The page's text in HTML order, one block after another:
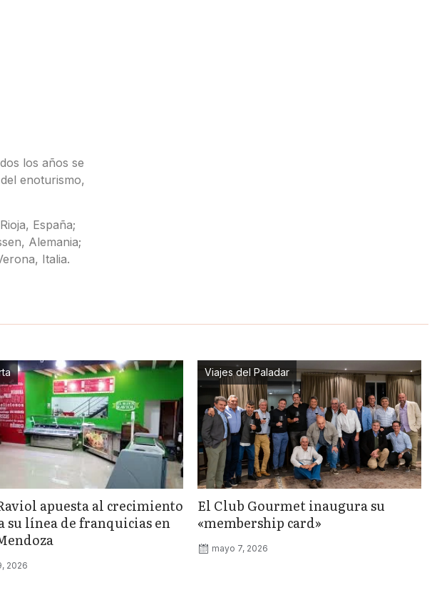
los años se
enoturismo,
España;
Alemania;
Italia.
apuesta al crecimiento
su línea de franquicias en
2026
Viajes del Paladar
El Club Gourmet inaugura su
«membership card»
mayo 7, 2026